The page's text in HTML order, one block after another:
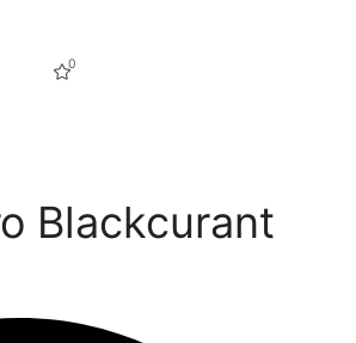
0
Blackcurant